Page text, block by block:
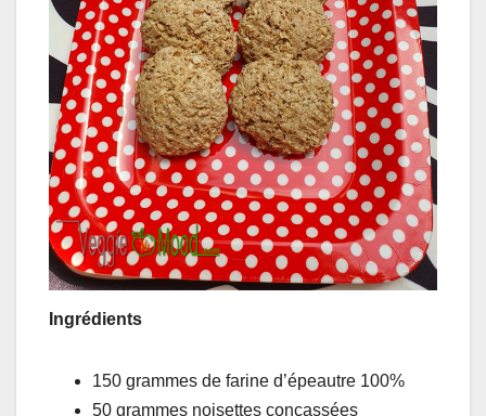
Ingrédients
150 grammes de farine d’épeautre 100%
50 grammes noisettes concassées